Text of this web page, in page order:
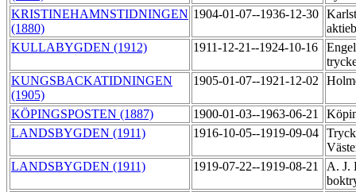
KRISTINEHAMNSTIDNINGEN
(1880)
1904-01-07--1936-12-30
KULLABYGDEN (1912)
1911-12-21--1924-10-16
KUNGSBACKATIDNINGEN
(1905)
1905-01-07--1921-12-02
KÖPINGSPOSTEN (1887) 1900-01-03--1963-06-21
LANDSBYGDEN (1911)
1916-10-05--1919-09-04
LANDSBYGDEN (1911)
1919-07-22--1919-08-21
A. J.